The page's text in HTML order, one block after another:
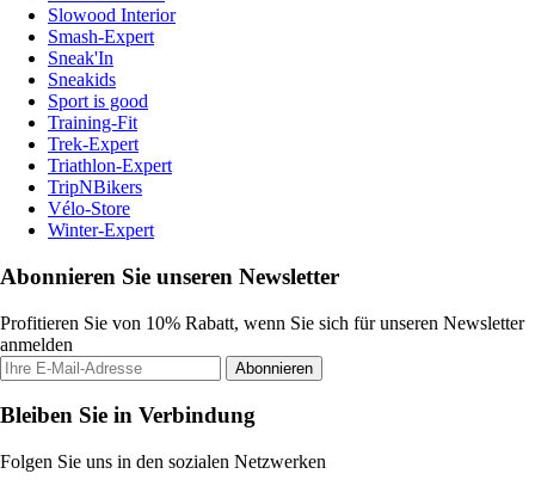
Slowood Interior
Smash-Expert
Sneak'In
Sneakids
Sport is good
Training-Fit
Trek-Expert
Triathlon-Expert
TripNBikers
Vélo-Store
Winter-Expert
Abonnieren Sie unseren Newsletter
Profitieren Sie von 10% Rabatt, wenn Sie sich für unseren Newsletter
anmelden
Abonnieren
Bleiben Sie in Verbindung
Folgen Sie uns in den sozialen Netzwerken